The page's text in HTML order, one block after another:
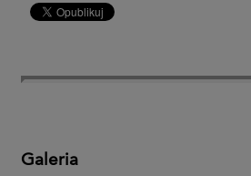
Galeria